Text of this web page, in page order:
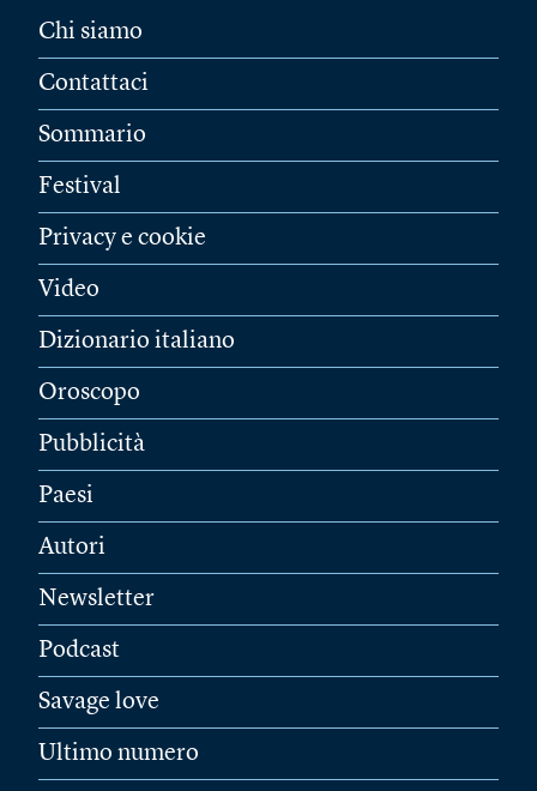
Chi siamo
Contattaci
Sommario
Festival
Privacy e cookie
Video
Dizionario italiano
Oroscopo
Pubblicità
Paesi
Autori
Newsletter
Podcast
Savage love
Ultimo numero